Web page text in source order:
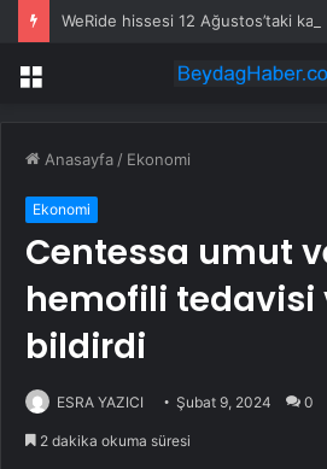
Menü
Anasayfa / Ekonomi
Ekonomi
Centessa umut
hemofili tedavisi
bildirdi
ESRA YAZICI Şubat 9, 2024 0
2 dakika okuma süresi